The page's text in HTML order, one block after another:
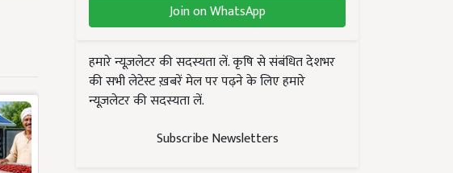
Join on WhatsApp
हमारे न्यूज़लेटर की सदस्यता लें. कृषि से संबंधित देशभर
की सभी लेटेस्ट ख़बरें मेल पर पढ़ने के लिए हमारे
न्यूज़लेटर की सदस्यता लें.
Subscribe Newsletters